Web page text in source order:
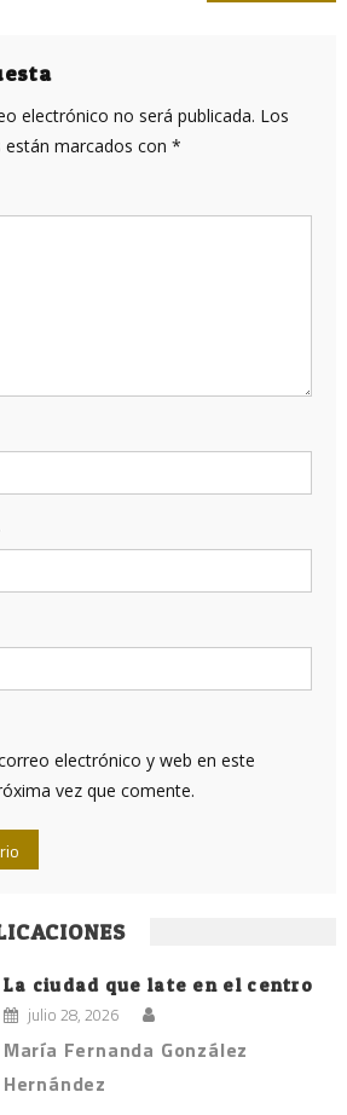
electrónico no será publicada. Los
marcados con *
electrónico y web en este
vez que comente.
La ciudad que late en el centro
julio 28, 2026
María Fernanda González
Hernández